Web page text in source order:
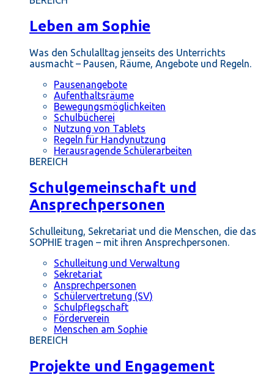
Leben am Sophie
Was den Schulalltag jenseits des Unterrichts
ausmacht – Pausen, Räume, Angebote und Regeln.
Pausenangebote
Aufenthaltsräume
Bewegungsmöglichkeiten
Schulbücherei
Nutzung von Tablets
Regeln für Handynutzung
Herausragende Schülerarbeiten
BEREICH
Schulgemeinschaft und
Ansprechpersonen
Schulleitung, Sekretariat und die Menschen, die das
SOPHIE tragen – mit ihren Ansprechpersonen.
Schulleitung und Verwaltung
Sekretariat
Ansprechpersonen
Schülervertretung (SV)
Schulpflegschaft
Förderverein
Menschen am Sophie
BEREICH
Projekte und Engagement